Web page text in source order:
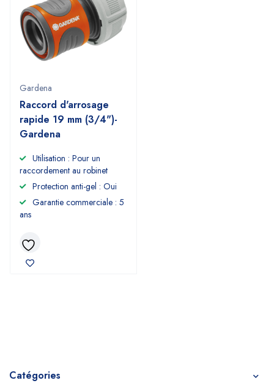
Catégories
Gardena
Raccord d'arrosage
rapide 19 mm (3/4")-
Gardena
Utilisation : Pour un
raccordement au robinet
Protection anti-gel : Oui
Garantie commerciale : 5
ans